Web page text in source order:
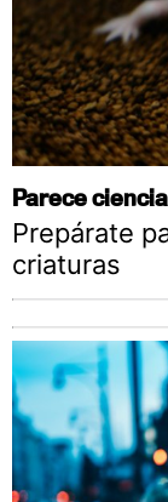
Parece
Prepárate
criaturas